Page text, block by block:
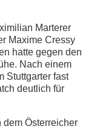
Marterer
Maxime Cressy
hatte gegen den
Nach einem
Stuttgarter fast
deutlich für
dem Österreicher